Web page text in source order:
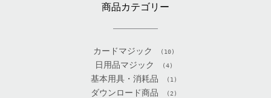
商品カテゴリー
カードマジック (10)
日用品マジック (4)
基本用具・消耗品 (1)
ダウンロード商品 (2)